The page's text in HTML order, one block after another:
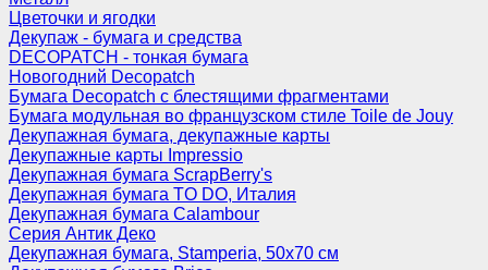
Цветочки и ягодки
Декупаж - бумага и средства
DECOPATCH - тонкая бумага
Новогодний Decopatch
Бумага Decopatch с блестящими фрагментами
Бумага модульная во французском стиле Toile de Jouy
Декупажная бумага, декупажные карты
Декупажные карты Impressio
Декупажная бумага ScrapBerry's
Декупажная бумага TO DO, Италия
Декупажная бумага Calambour
Серия Антик Деко
Декупажная бумага, Stamperia, 50х70 см